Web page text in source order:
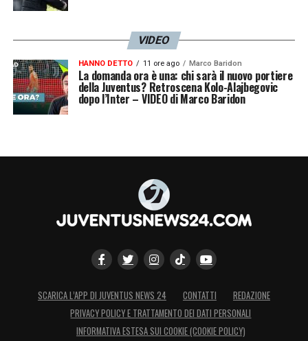
VIDEO
HANNO DETTO 11 ore ago Marco Baridon
La domanda ora è una: chi sarà il nuovo portiere
della Juventus? Retroscena Kolo-Alajbegovic
dopo l’Inter – VIDEO di Marco Baridon
SCARICA L’APP DI JUVENTUS NEWS 24 CONTATTI
REDAZIONE
PRIVACY POLICY E TRATTAMENTO DEI DATI PERSONALI
INFORMATIVA ESTESA SUI COOKIE (COOKIE POLICY)